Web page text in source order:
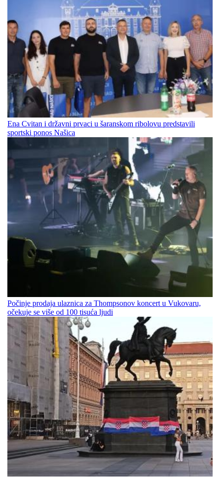
Ena Cvitan i državni prvaci u šaranskom ribolovu predstavili
sportski ponos Našica
Počinje prodaja ulaznica za Thompsonov koncert u Vukovaru,
očekuje se više od 100 tisuća ljudi